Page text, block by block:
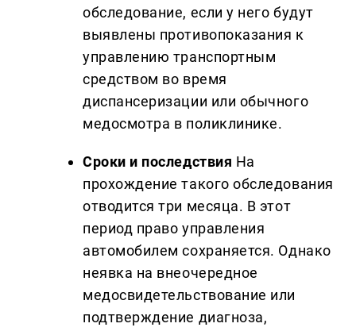
обследование, если у него будут
выявлены противопоказания к
управлению транспортным
средством во время
диспансеризации или обычного
медосмотра в поликлинике.
Сроки и последствия На
прохождение такого обследования
отводится три месяца. В этот
период право управления
автомобилем сохраняется. Однако
неявка на внеочередное
медосвидетельствование или
подтверждение диагноза,